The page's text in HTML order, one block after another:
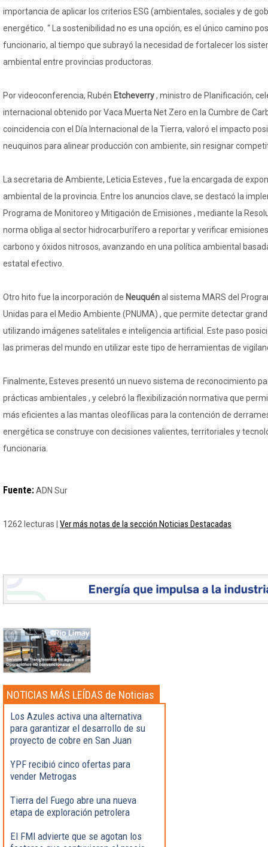
importancia de aplicar los criterios ESG (ambientales, sociales y de
energético. “ La sostenibilidad no es una opción, es el único camino
funcionario, al tiempo que subrayó la necesidad de fortalecer los
ambiental entre provincias productoras.
Por videoconferencia, Rubén Etcheverry, ministro de Planificación,
internacional obtenido por Vaca Muerta Net Zero en la Cumbre de
coincidencia con el Día Internacional de la Tierra, valoró el impacto
neuquinos para alinear producción con ambiente, sin resignar
La secretaria de Ambiente, Leticia Esteves , fue la encargada de
ambiental de la provincia. Entre los anuncios clave, se destacó la
Programa de Monitoreo y Mitigación de Emisiones , mediante la
norma obliga al sector hidrocarburífero a reportar y verificar
carbono y óxidos nitrosos, avanzando en una política ambiental
estatal efectivo.
Otro hito fue la incorporación de Neuquénal sistema MARS del
Unidas para el Medio Ambiente (PNUMA) , que permite detectar
utilizando imágenes satelitales e inteligencia artificial. Este paso
las primeras del mundo en utilizar este tipo de herramientas de
Finalmente, Esteves presentó un nuevo sistema de reconocimiento
prácticas ambientales , y celebró la flexibilización normativa que
más eficientes a las mantas oleofílicas para la contención de
energética se construye con decisiones valientes, territoriales y
funcionaria.
Fuente:ADN Sur
1262 lecturas | Ver más notas de la sección Noticias Destacadas
NOTICIAS MÁS LEÍDAS de Noticias
Destacadas
Los Azules activa una alternativa
para garantizar el desarrollo de su
proyecto de cobre en San Juan
YPF recibió cinco ofertas para
vender Metrogas
Tierra del Fuego abre una nueva
etapa de exploración petrolera
El FMI advierte que se agotan los